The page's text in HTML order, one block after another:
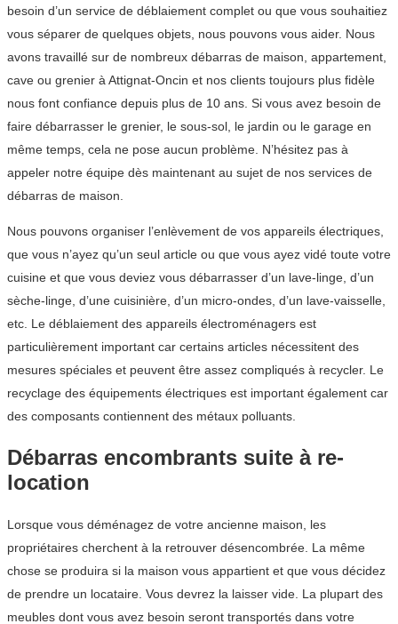
besoin d’un service de déblaiement complet ou que vous souhaitiez
vous séparer de quelques objets, nous pouvons vous aider. Nous
avons travaillé sur de nombreux débarras de maison, appartement,
cave ou grenier à Attignat-Oncin et nos clients toujours plus fidèle
nous font confiance depuis plus de 10 ans. Si vous avez besoin de
faire débarrasser le grenier, le sous-sol, le jardin ou le garage en
même temps, cela ne pose aucun problème. N’hésitez pas à
appeler notre équipe dès maintenant au sujet de nos services de
débarras de maison.
Nous pouvons organiser l’enlèvement de vos appareils électriques,
que vous n’ayez qu’un seul article ou que vous ayez vidé toute votre
cuisine et que vous deviez vous débarrasser d’un lave-linge, d’un
sèche-linge, d’une cuisinière, d’un micro-ondes, d’un lave-vaisselle,
etc. Le déblaiement des appareils électroménagers est
particulièrement important car certains articles nécessitent des
mesures spéciales et peuvent être assez compliqués à recycler. Le
recyclage des équipements électriques est important également car
des composants contiennent des métaux polluants.
Débarras encombrants suite à re-
location
Lorsque vous déménagez de votre ancienne maison, les
propriétaires cherchent à la retrouver désencombrée. La même
chose se produira si la maison vous appartient et que vous décidez
de prendre un locataire. Vous devrez la laisser vide. La plupart des
meubles dont vous avez besoin seront transportés dans votre